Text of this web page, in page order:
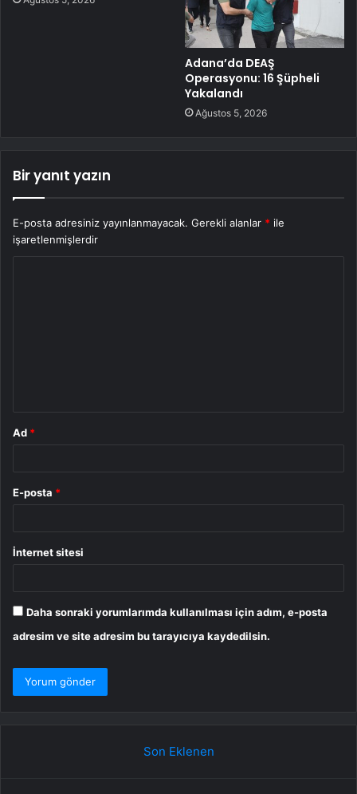
Adana’da DEAŞ
Operasyonu: 16 Şüpheli
Yakalandı
Ağustos 5, 2026
Bir yanıt yazın
E-posta adresiniz yayınlanmayacak. Gerekli alanlar * ile
işaretlenmişlerdir
Ad *
E-posta *
İnternet sitesi
Daha sonraki yorumlarımda kullanılması için adım, e-posta
adresim ve site adresim bu tarayıcıya kaydedilsin.
Son Eklenen